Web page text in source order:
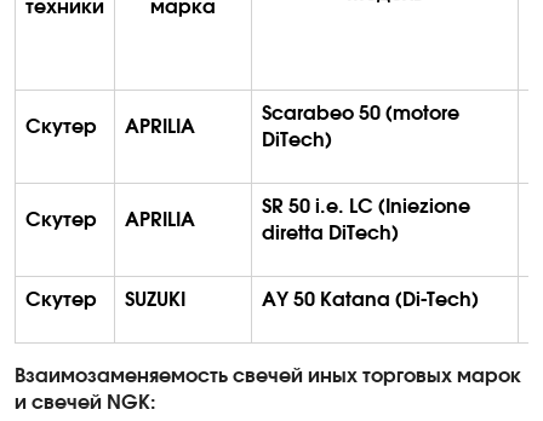
техники
марка
Скутер APRILIA
Scarabeo 50 (motore
DiTech)
Скутер APRILIA
SR 50 i.e. LC ( Iniezione
diretta DiTech)
Скутер SUZUKI AY 50 Katana ( Di-Tech)
Взаимозаменяемость свечей иных торговых марок
и свечей NGK: